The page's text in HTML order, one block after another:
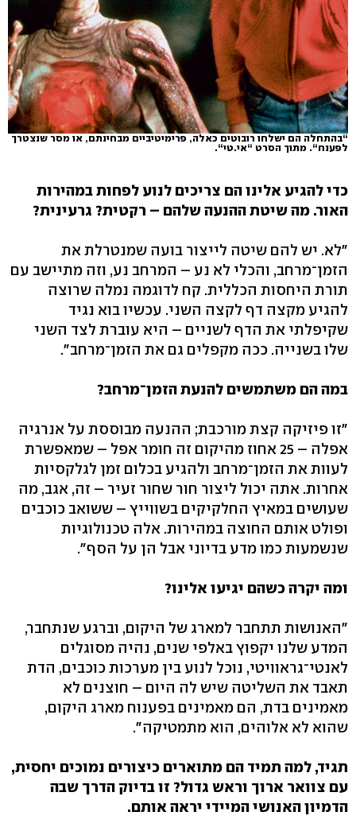
“בהתחלה הם ישלחו רובוטים כאלה, פרימיטיביים מבחינתם, או מסר שנצטרך
לפענח“. מתוך הסרט “אי.טי“.
כדי להגיע אלינו הם צריכים לנוע לפחות במהירות
האור. מה שיטת ההנעה שלהם – רקטית? גרעינית?
"לא. יש להם שיטה לייצור בועה שמנטרלת את
הזמן־מרחב, והכלי לא נע – המרחב נע, וזה מתיישב עם
תורת היחסות הכללית. קח לדוגמה נמלה שרוצה
להגיע מקצה דף לקצה השני. עכשיו בוא נגיד
שקיפלתי את הדף לשניים – היא עוברת לצד השני
שלו בשנייה. ככה מקפלים גם את הזמן־מרחב".
במה הם משתמשים להנעת הזמן־מרחב?
"זו פיזיקה קצת מורכבת; ההנעה מבוססת על אנרגיה
אפלה – 25 אחוז מהיקום זה חומר אפל – שמאפשרת
לעוות את הזמן־מרחב ולהגיע בכלום זמן לגלקסיות
אחרות. אתה יכול ליצור חור שחור זעיר – זה, אגב, מה
שעושים במאיץ החלקיקים בשווייץ – ששואב כוכבים
ופולט אותם החוצה במהירות. אלה טכנולוגיות
שנשמעות כמו מדע בדיוני אבל הן על הסף".
ומה יקרה כשהם יגיעו אלינו?
"האנושות תתחבר למארג של היקום, וברגע שנתחבר,
המדע שלנו יקפוץ באלפי שנים, נהיה מסוגלים
לאנטי־גראוויטי, נוכל לנוע בין מערכות כוכבים, הדת
תאבד את השליטה שיש לה היום – חוצנים לא
מאמינים בדת, הם מאמינים בפענוח מארג היקום,
שהוא לא אלוהים, הוא מתמטיקה".
תגיד, למה תמיד הם מתוארים כיצורים נמוכים יחסית,
עם צוואר ארוך וראש גדול? זו בדיוק הדרך שבה
הדמיון האנושי המיידי יראה אותם.